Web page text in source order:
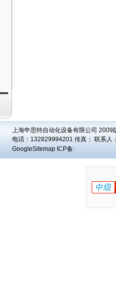
上海申思特自动化设备有限公司
电话：132829994201 传真： 联系人
GoogleSitemap ICP备: